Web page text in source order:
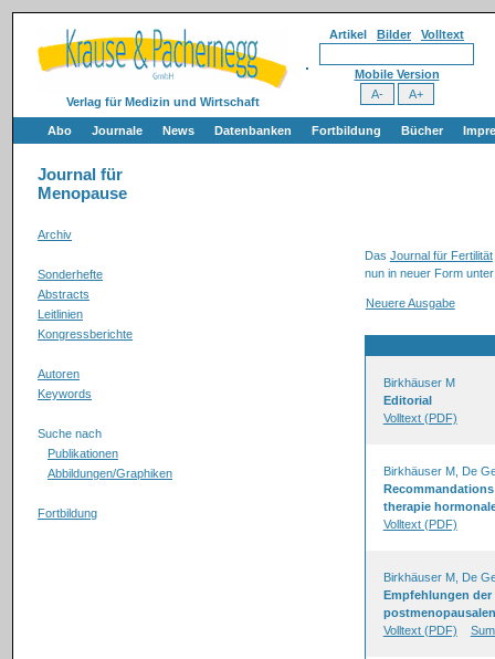
Verlag für Medizin und Wirtschaft
Artikel Bilder Volltext
Mobile Version
Abo Journale News Datenbanken Fortbildung Bücher
Journal für
Menopause
Archiv
Sonderhefte
Abstracts
Leitlinien
Kongressberichte
Autoren
Keywords
Suche nach
Publikationen
Abbildungen/Graphiken
Fortbildung
Das Journal für Fertilität
nun in neuer Form
Neuere Ausgabe
Birkhäuser M
Editorial
Volltext (PDF)
Birkhäuser M, De
therapie
Volltext (PDF)
Birkhäuser M, De
Empfehlungen
Volltext (PDF)